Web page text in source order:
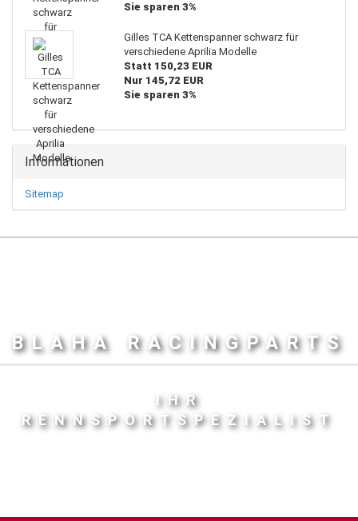
Sie sparen 3%
Gilles TCA Kettenspanner schwarz für
verschiedene Aprilia Modelle
Statt 150,23 EUR
Nur 145,72 EUR
Sie sparen 3%
Informationen
Sitemap
BLAHA RACINGPARTS
IHR
RENNSPORTSPEZIALIST